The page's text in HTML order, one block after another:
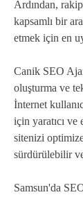
Ardından,
kapsamlı bir
etmek için en
Canik SEO
oluşturma ve
İnternet
için yaratıcı
sitenizi
sürdürülebilir
Samsun'da